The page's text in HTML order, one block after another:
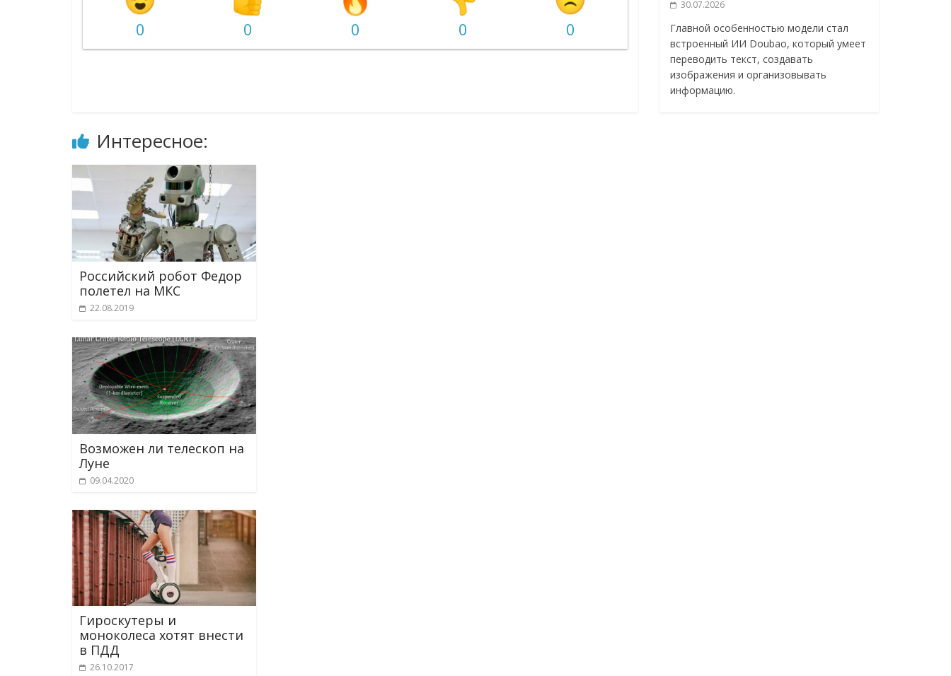
0 0 0 0 0
Интересное:
Российский робот Федор
полетел на МКС
22.08.2019
Возможен ли телескоп на
Луне
09.04.2020
Гироскутеры и
моноколеса хотят внести
в ПДД
26.10.2017
30.07.2026
Главной особенностью модели стал
встроенный ИИ Doubao, который умеет
переводить текст, создавать
изображения и организовывать
информацию.